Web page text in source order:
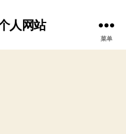
人网站
菜单